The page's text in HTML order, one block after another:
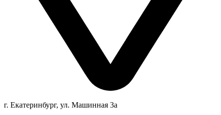
г. Екатеринбург, ул. Машинная 3а